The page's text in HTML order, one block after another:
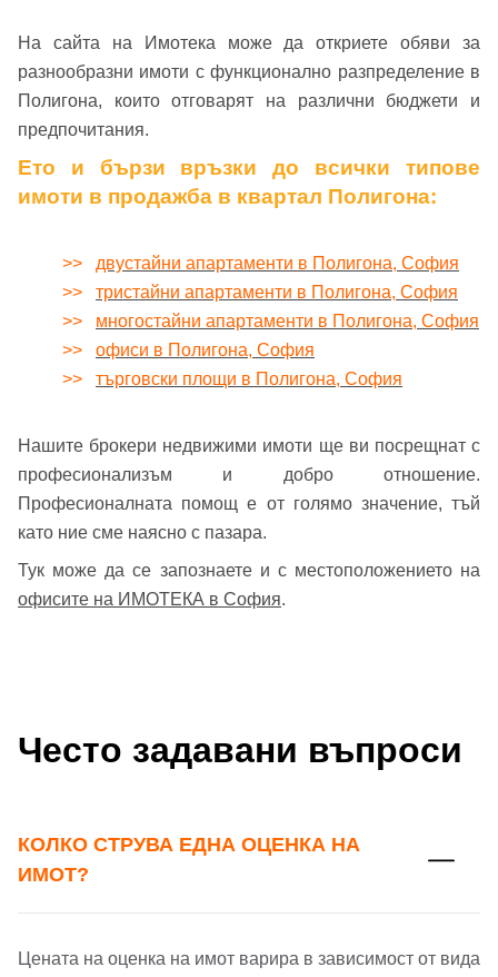
Вход с Google
На сайта на Имотека може да откриете обяви за
разнообразни имоти с функционално разпределение в
Полигона, които отговарят на различни бюджети и
предпочитания.
Ето и бързи връзки до всички типове
имоти в продажба в квартал Полигона:
>> двустайни апартаменти в Полигона, София
>> тристайни апартаменти в Полигона, София
>> многостайни апартаменти в Полигона, София
>> офиси в Полигона, София
>> търговски площи в Полигона, София
Нашите брокери недвижими имоти ще ви посрещнат с
професионализъм и добро отношение.
Професионалната помощ е от голямо значение, тъй
като ние сме наясно с пазара.
Тук може да се запознаете и с местоположението на
офисите на ИМОТЕКА в София.
Често задавани въпроси
КОЛКО СТРУВА ЕДНА ОЦЕНКА НА
ИМОТ?
Цената на оценка на имот варира в зависимост от вида
Заяви оглед